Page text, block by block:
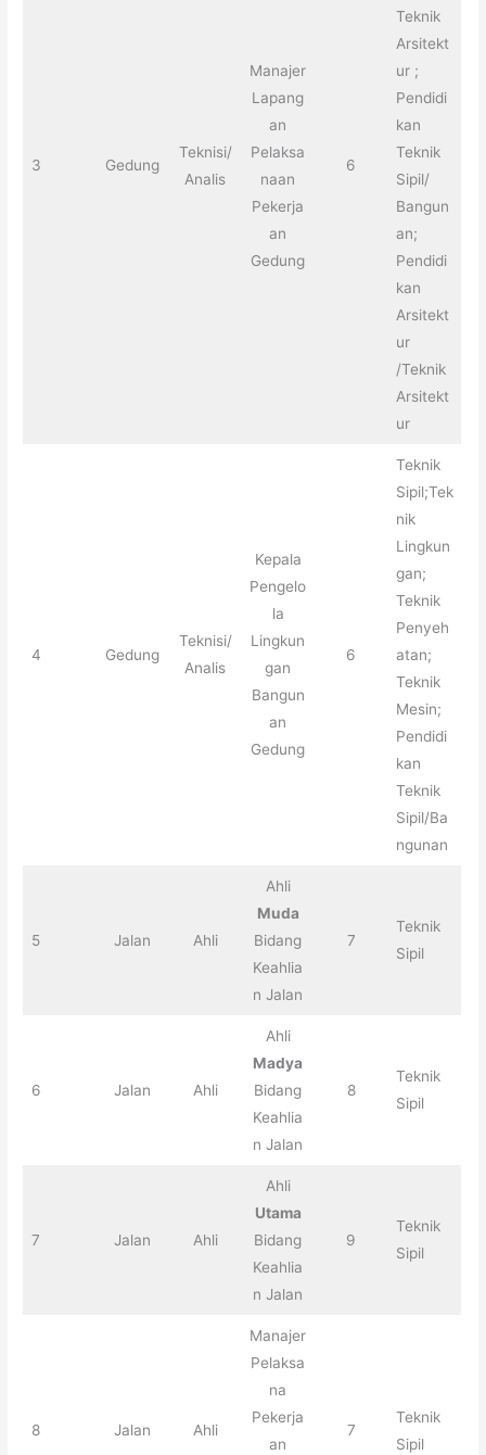
3 Gedung
Teknisi/
Analis
Manajer
Lapang
an
Pelaksa
naan
Pekerja
an
Gedung
6
Teknik
Arsitekt
ur ;
Pendidi
kan
Teknik
Sipil/
Bangun
an;
Pendidi
kan
Arsitekt
ur
/Teknik
Arsitekt
ur
4 Gedung
Teknisi/
Analis
Kepala
Pengelo
la
Lingkun
gan
Bangun
an
Gedung
6
Teknik
Sipil;Tek
nik
Lingkun
gan;
Teknik
Penyeh
atan;
Teknik
Mesin;
Pendidi
kan
Teknik
Sipil/Ba
ngunan
5 Jalan Ahli
Ahli
Muda
Bidang
Keahlia
n Jalan
7
Teknik
Sipil
6 Jalan Ahli
Ahli
Madya
Bidang
Keahlia
n Jalan
8
Teknik
Sipil
7 Jalan Ahli
Ahli
Utama
Bidang
Keahlia
n Jalan
9
Teknik
Sipil
8 Jalan Ahli
Manajer
Pelaksa
na
Pekerja
an
7
Teknik
Sipil